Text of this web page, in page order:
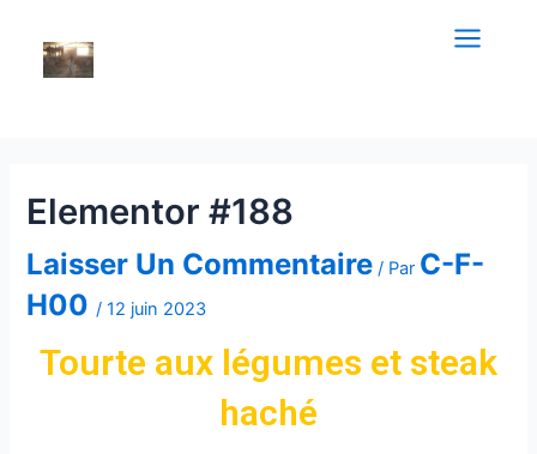
Elementor #188
Laisser Un Commentaire / Par C-F-
H00 /12 juin 2023
Tourte aux légumes et steak
haché